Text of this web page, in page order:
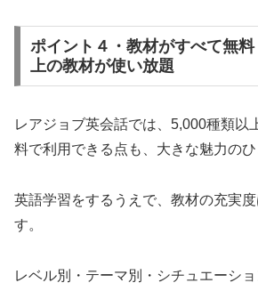
ポイント４・教材がすべて無
上の教材が使い放題
レアジョブ英会話では、5,000種類以
料で利用できる点も、大きな魅力のひ
英語学習をするうえで、教材の充実
す。
レベル別・テーマ別・シチュエーシ